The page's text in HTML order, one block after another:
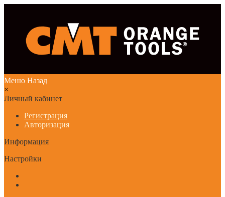
Меню Назад
×
Личный кабинет
Регистрация
Авторизация
Информация
Настройки